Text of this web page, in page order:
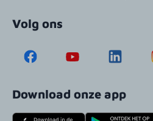
Volg ons
Download onze app